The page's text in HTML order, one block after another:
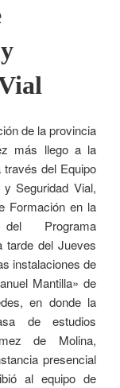
de la provincia
más llego a la
través del Equipo
Seguridad Vial,
Formación en la
Programa
tarde del Jueves
instalaciones de
Mantilla» de
en donde la
de estudios
de Molina,
presencial
al equipo de